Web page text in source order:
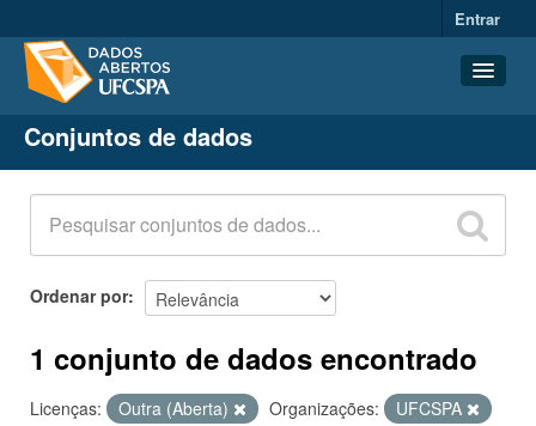
Entrar
Conjuntos de dados
Organizações
Grupos
Sobre
Conjuntos de dados
Ordenar por
1 conjunto de dados encontrado
Licenças: Outra (Aberta) Organizações:
UFCSPA